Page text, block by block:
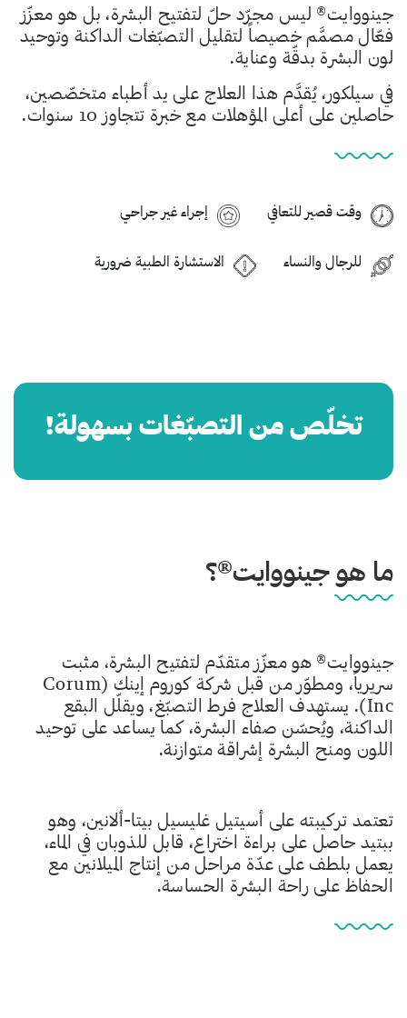
جينووايت® ليس مجرّد حلّ لتفتيح البشرة، بل هو معزّز
فعّال مصمَّم خصيصاً لتقليل التصبّغات الداكنة وتوحيد
لون البشرة بدقّة وعناية.
في سيلكور، يُقدَّم هذا العلاج على يد أطباء متخصّصين،
حاصلين على أعلى المؤهلات مع خبرة تتجاوز 10 سنوات.
وقت قصير للتعافي إجراء غير جراحي
للرجال والنساء الاستشارة الطبية ضرورية
تخلّص من التصبّغات بسهولة!
ما هو جينووايت®؟
جينووايت® هو معزّز متقدّم لتفتيح البشرة، مثبت
سريرياً، ومطوّر من قبل شركة كوروم إينك (Corum
Inc). يستهدف العلاج فرط التصبّغ، ويقلّل البقع
الداكنة، ويُحسّن صفاء البشرة، كما يساعد على توحيد
اللون ومنح البشرة إشراقة متوازنة.
تعتمد تركيبته على أسيتيل غليسيل بيتا-ألانين، وهو
ببتيد حاصل على براءة اختراع، قابل للذوبان في الماء،
يعمل بلطف على عدّة مراحل من إنتاج الميلانين مع
الحفاظ على راحة البشرة الحساسة.